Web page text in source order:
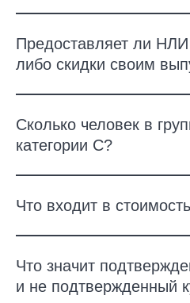
Предоставляет ли НЛИ
либо скидки своим
Сколько человек в
категории С?
Что входит в
Что значит
и не подтвержденный